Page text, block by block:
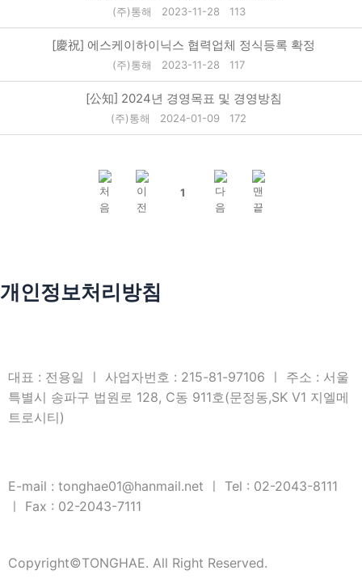
(주)통해 2023-11-28 113
[慶祝] 에스케이하이닉스 협력업체 정식등록 확정
(주)통해 2023-11-28 117
[公知] 2024년 경영목표 및 경영방침
(주)통해 2024-01-09 172
1
개인정보처리방침
대표 : 전용일 ㅣ 사업자번호 : 215-81-97106 ㅣ 주소 : 서울
특별시 송파구 법원로 128, C동 911호(문정동,SK V1 지엘메
트로시티)
E-mail : tonghae01@hanmail.net ㅣ Tel : 02-2043-8111
ㅣ Fax : 02-2043-7111
Copyright©TONGHAE. All Right Reserved.